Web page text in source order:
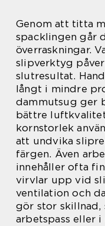
Genom att titta
spacklingen går
överraskningar.
slipverktyg
slutresultat.
långt i mindre
dammutsug ger
bättre
kornstorlek
att undvika
färgen. Även
innehåller ofta
virvlar upp vid
ventilation och
gör stor skillnad,
arbetspass eller